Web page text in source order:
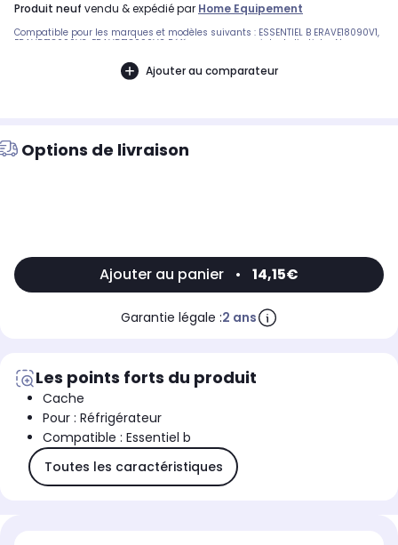
produit neuf vendu & expédié par Home Equipement
Compatible pour les marques et modèles suivants : ESSENTIEL B ERAVE18090V1,
ERAVDE18090V3, ERAVDE18090V2 Référence commerciale de l’article : Non
REFRIGERATEUR AMERICAIN ESSENTIELB ERAVDE180-90V2, REFRIGERATEUR
AMERICAIN ESSENTIELB ERAVE180-90V19010865
Ajouter au comparateur
Options de livraison
Ajouter au panier • 14,15€
Garantie légale :2 ans
Les points forts du produit
Cache
Pour : Réfrigérateur
Compatible : Essentiel b
Toutes les caractéristiques